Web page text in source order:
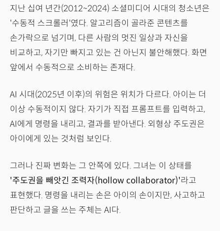
지난 십여 년간(2012~2024) 소셜미디어 시대의 청소년은
'수동적 스크롤러'였다. 알고리즘이 골라준 콘텐츠를
손가락으로 넘기며, 다른 사람의 멋진 일상과 자신을
비교하고, 자기만 빠지고 있는 건 아닌지 불안해했다. 화면
앞에서 수동적으로 소비하는 존재다.
AI 시대(2025년 이후)의 위험은 위치가 다르다. 아이는 더
이상 수동적이지 않다. 자기가 직접 프롬프트를 입력하고,
AI에게 명령을 내리고, 결과를 받아낸다. 외형상 주도권은
아이에게 있는 것처럼 보인다.
그러나 진짜 변화는 그 안쪽에 있다. 그녀는 이 상태를
'주도권을 빼앗긴 조력자(hollow collaborator)'라고
표현했다. 명령을 내리는 손은 아이의 손이지만, 사고하고
판단하고 글을 쓰는 주체는 AI다.